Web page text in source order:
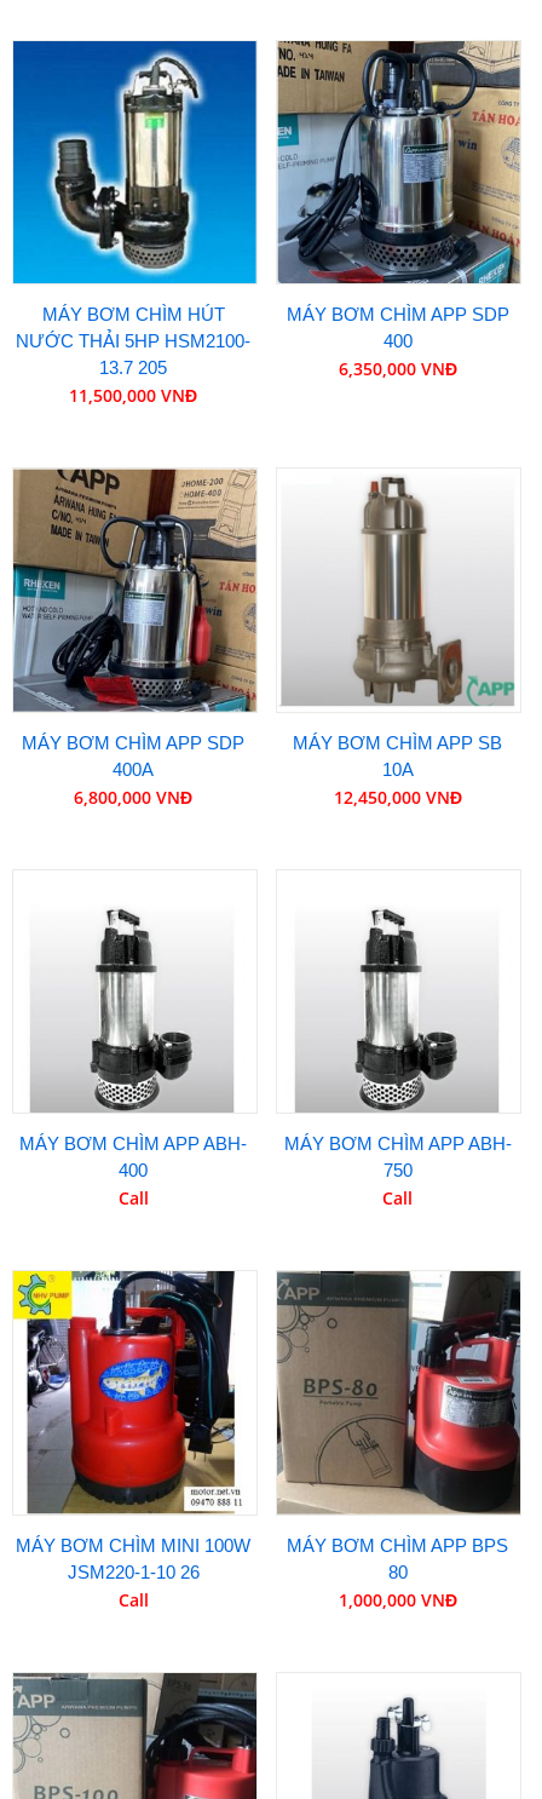
MÁY BƠM CHÌM HÚT
NƯỚC THẢI 5HP HSM2100-
13.7 205
11,500,000 VNĐ
MÁY BƠM CHÌM APP SDP
400
6,350,000 VNĐ
MÁY BƠM CHÌM APP SDP
400A
6,800,000 VNĐ
MÁY BƠM CHÌM APP SB
10A
12,450,000 VNĐ
MÁY BƠM CHÌM APP ABH-
400
Call
MÁY BƠM CHÌM APP ABH-
750
Call
MÁY BƠM CHÌM MINI 100W
JSM220-1-10 26
Call
MÁY BƠM CHÌM APP BPS
80
1,000,000 VNĐ